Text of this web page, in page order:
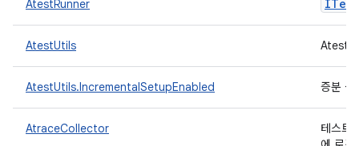
AtestRunner ITest
AtestUtils Atest
AtestUtils.IncrementalSetupEnabled 증분 설
AtraceCollector
테스트